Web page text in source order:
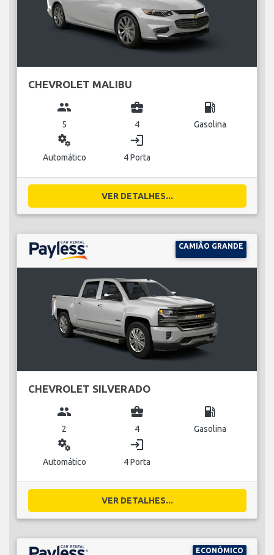
CHEVROLET MALIBU
group
5
business_center
4
local_gas_station
Gasolina
miscellaneous_services
Automático
login
4 Porta
VER DETALHES...
CAMIÃO GRANDE
CHEVROLET SILVERADO
group
2
business_center
4
local_gas_station
Gasolina
miscellaneous_services
Automático
login
4 Porta
VER DETALHES...
ECONÓMICO